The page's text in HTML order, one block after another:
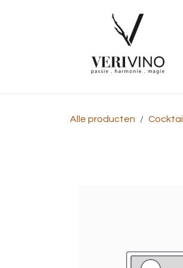
Alle producten Cocktail